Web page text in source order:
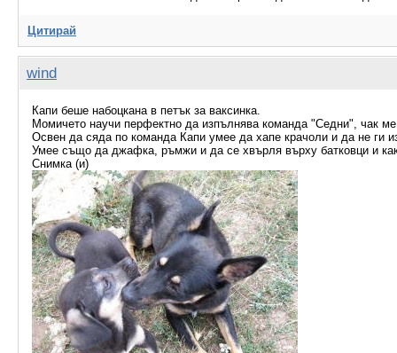
Цитирай
wind
Капи беше набоцкана в петък за ваксинка.
Момичето научи перфектно да изпълнява команда "Седни", чак
Освен да сяда по команда Капи умее да хапе крачоли и да не ги
Умее също да джафка, ръмжи и да се хвърля върху батковци и
Снимка (и)